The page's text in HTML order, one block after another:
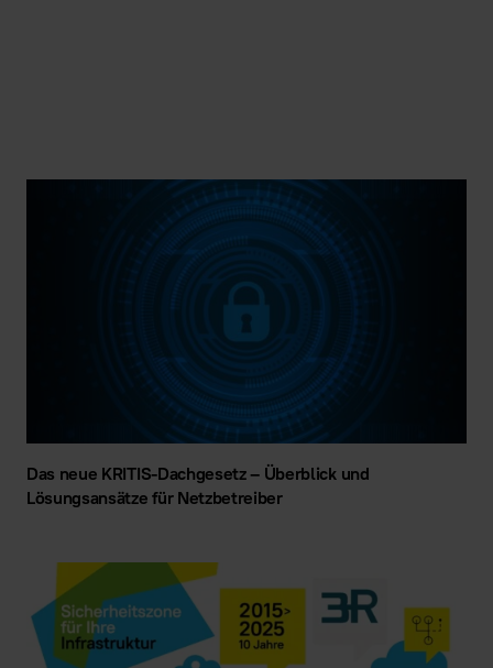
Das neue KRITIS-Dachgesetz – Überblick und
Lösungsansätze für Netzbetreiber